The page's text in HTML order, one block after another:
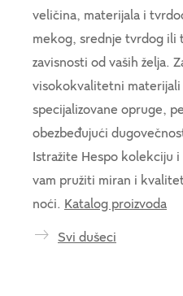
veličina, materijala i
mekog, srednje tvrdog ili
zavisnosti od vaših želja.
visokokvalitetni materijali
specijalizovane opruge,
obezbeđujući
Istražite Hespo kolekciju
vam pružiti miran i
noći. Katalog proizvoda
Svi dušeci